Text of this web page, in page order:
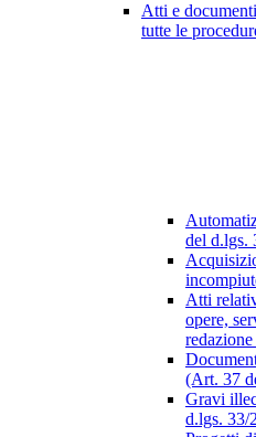
Atti e
tutte le
del d.lgs.
Atti
opere,
(Art. 37
Gravi
d.lgs. 33/